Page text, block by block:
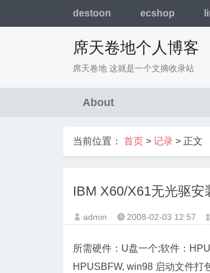
destoon ecshop
席天卷地个人博客
席天卷地 这就是一个文摘收录站
About
当前位置： 首页 > 记录 > 正文
IBM X60/X61无光驱安
 admin  2008-02-03 12:57
所需硬件：U盘一个;软件：
HPUSBFW, win98 启动文件打